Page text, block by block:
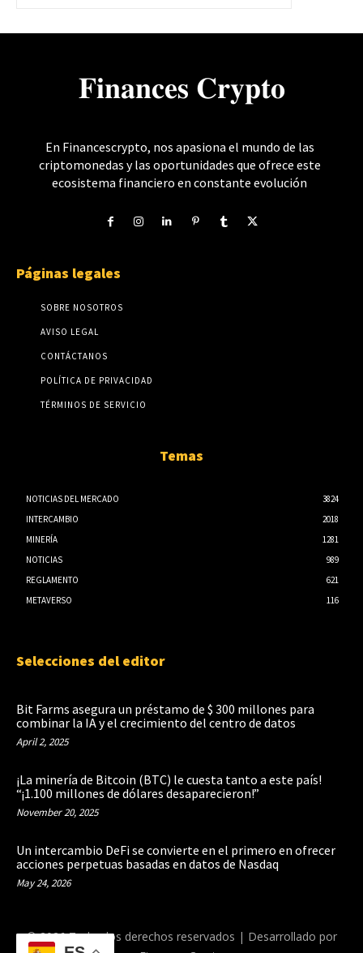
𝐅𝐢𝐧𝐚𝐧𝐜𝐞𝐬 𝐂𝐫𝐲𝐩𝐭𝐨
En Financescrypto, nos apasiona el mundo de las
criptomonedas y las oportunidades que ofrece este
ecosistema financiero en constante evolución
Páginas legales
SOBRE NOSOTROS
AVISO LEGAL
CONTÁCTANOS
POLÍTICA DE PRIVACIDAD
TÉRMINOS DE SERVICIO
Temas
NOTICIAS DEL MERCADO
3824
INTERCAMBIO
2018
MINERÍA
1281
NOTICIAS
989
REGLAMENTO
621
METAVERSO
116
Selecciones del editor
Bit Farms asegura un préstamo de $ 300 millones para
combinar la IA y el crecimiento del centro de datos
April 2, 2025
¡La minería de Bitcoin (BTC) le cuesta tanto a este país!
“¡1.100 millones de dólares desaparecieron!”
November 20, 2025
Un intercambio DeFi se convierte en el primero en ofrecer
acciones perpetuas basadas en datos de Nasdaq
May 24, 2026
© 2026 Todos los derechos reservados | Desarrollado por